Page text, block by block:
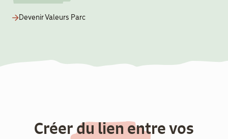
Contact
Devenir Valeurs Parc
Créer du lien entre vos